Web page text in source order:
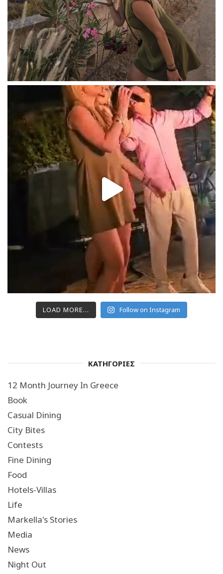
LOAD MORE... Follow on Instagram
ΚΑΤΗΓΟΡΙΕΣ
12 Month Journey In Greece
Book
Casual Dining
City Bites
Contests
Fine Dining
Food
Hotels-Villas
Life
Markella's Stories
Media
News
Night Out